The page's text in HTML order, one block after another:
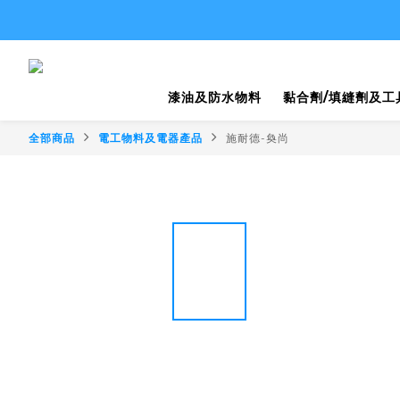
漆油及防水物料 黏合劑/填縫劑及工
全部商品 電工物料及電器產品 施耐德-奐尚